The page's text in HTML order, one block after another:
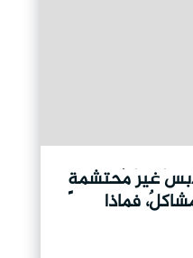
غيرَ مُحتشمةٍ
فماذا